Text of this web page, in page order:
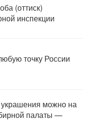
(оттиск)
инспекции
точку России
можно на
палаты —